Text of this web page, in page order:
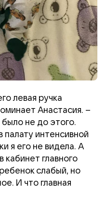
левая ручка
Анастасия. –
не до этого.
интенсивной
я его не видела. А
кабинет главного
слабый, но
И что главная